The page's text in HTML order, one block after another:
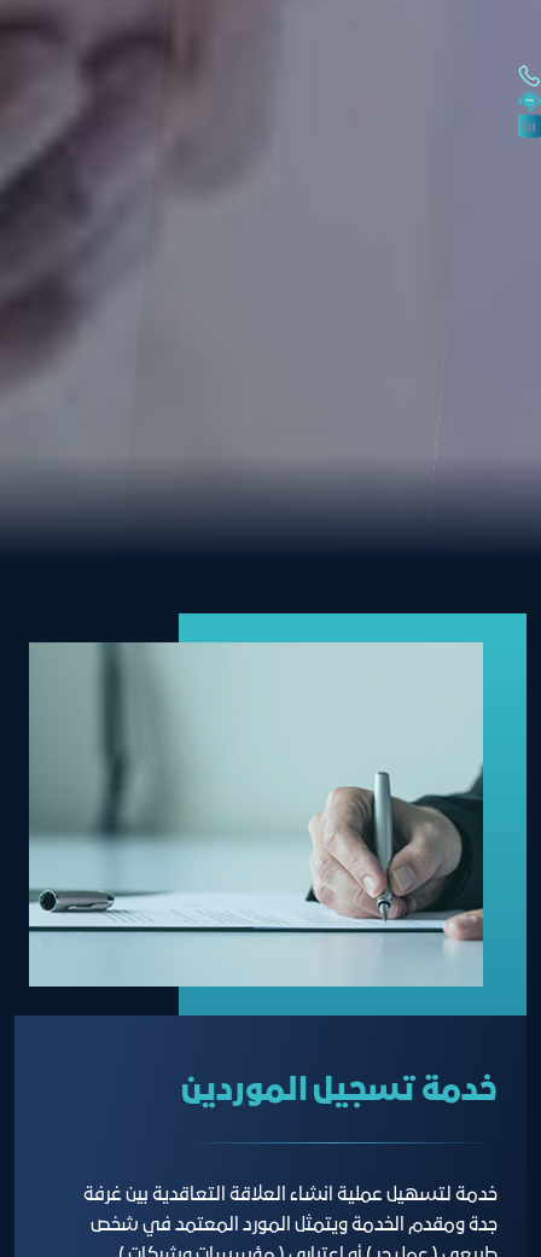
خدمة تسجيل الموردين
خدمة لتسهيل عملية انشاء العلاقة التعاقدية بين غرفة
جدة ومقدم الخدمة ويتمثل المورد المعتمد في شخص